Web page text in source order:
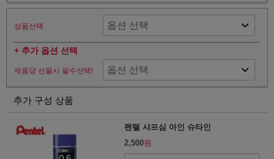
상품선택
+ 추가 옵션 선택
제품당 선물시 필수선택!
추가 구성 상품
펜텔 샤프심 아인 슈타인
2,500원